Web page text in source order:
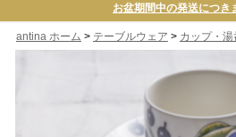
お盆期間中の発送につき
antina ホーム > テーブルウェア > カップ・